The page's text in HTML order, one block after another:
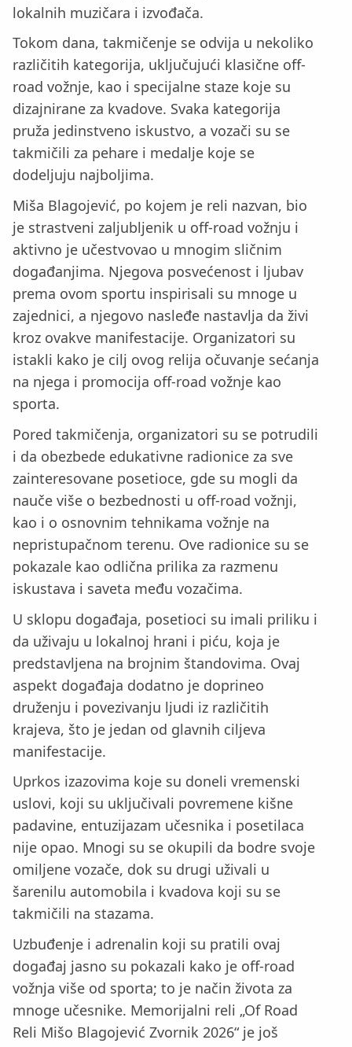
lokalnih muzičara i izvođača.
Tokom dana, takmičenje se odvija u nekoliko
različitih kategorija, uključujući klasične off-
road vožnje, kao i specijalne staze koje su
dizajnirane za kvadove. Svaka kategorija
pruža jedinstveno iskustvo, a vozači su se
takmičili za pehare i medalje koje se
dodeljuju najboljima.
Miša Blagojević, po kojem je reli nazvan, bio
je strastveni zaljubljenik u off-road vožnju i
aktivno je učestvovao u mnogim sličnim
događanjima. Njegova posvećenost i ljubav
prema ovom sportu inspirisali su mnoge u
zajednici, a njegovo nasleđe nastavlja da živi
kroz ovakve manifestacije. Organizatori su
istakli kako je cilj ovog relija očuvanje sećanja
na njega i promocija off-road vožnje kao
sporta.
Pored takmičenja, organizatori su se potrudili
i da obezbede edukativne radionice za sve
zainteresovane posetioce, gde su mogli da
nauče više o bezbednosti u off-road vožnji,
kao i o osnovnim tehnikama vožnje na
nepristupačnom terenu. Ove radionice su se
pokazale kao odlična prilika za razmenu
iskustava i saveta među vozačima.
U sklopu događaja, posetioci su imali priliku i
da uživaju u lokalnoj hrani i piću, koja je
predstavljena na brojnim štandovima. Ovaj
aspekt događaja dodatno je doprineo
druženju i povezivanju ljudi iz različitih
krajeva, što je jedan od glavnih ciljeva
manifestacije.
Uprkos izazovima koje su doneli vremenski
uslovi, koji su uključivali povremene kišne
padavine, entuzijazam učesnika i posetilaca
nije opao. Mnogi su se okupili da bodre svoje
omiljene vozače, dok su drugi uživali u
šarenilu automobila i kvadova koji su se
takmičili na stazama.
Uzbuđenje i adrenalin koji su pratili ovaj
događaj jasno su pokazali kako je off-road
vožnja više od sporta; to je način života za
mnoge učesnike. Memorijalni reli „Of Road
Reli Mišo Blagojević Zvornik 2026“ je još